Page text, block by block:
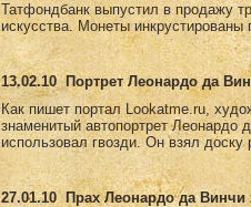
Татфондбанк выпустил в продажу
искусства. Монеты
13.02.10
Портрет Леонардо да
Как пишет портал Lookatme.ru,
знаменитый автопортрет Леонардо
использовал гвозди. Он взял
27.01.10
Прах Леонардо да Винчи